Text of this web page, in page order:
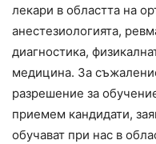
лекари в областта на
анестезиологията,
диагностика,
медицина. За
разрешение за
приемем кандидати,
обучават при нас в